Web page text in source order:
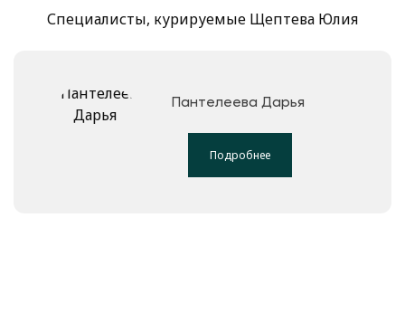
Специалисты, курируемые Щептева Юлия
Пантелеева Дарья
Подробнее